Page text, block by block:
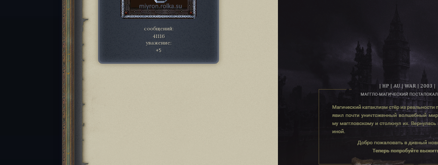
сообщений:
41116
уважение:
+5